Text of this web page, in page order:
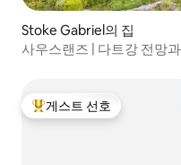
Stoke Gabriel의 집
사우스랜즈 | 다트강 전망
상위 게스트 선호
게스트 선호